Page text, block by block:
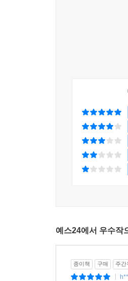
증가하고 있다. 그
[알아두면 쓸데없는
아니라, 예측할 수
「그림자를 판 사
「아폴로 8호에서
지구돋이Earthrise
아름답게 보여준다.
139쪽
그리하여, 다시 여행
예스24에서 우수작
종이책 구매 주간